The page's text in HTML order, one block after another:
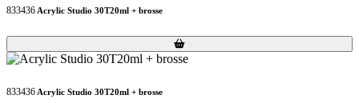
833436 Acrylic Studio 30T20ml + brosse
Loading...
Loading...
833436Acrylic Studio 30T20ml + brosse